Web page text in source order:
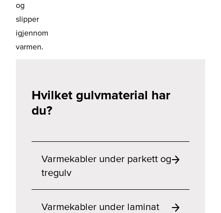
og
slipper
igjennom
varmen.
Hvilket gulvmaterial har
du?
Varmekabler under parkett og
tregulv
Varmekabler under laminat